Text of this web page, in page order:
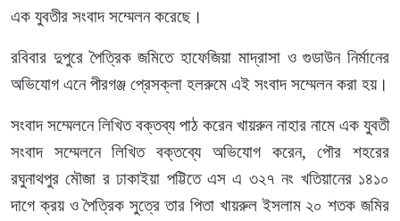
এক যুবতীর সংবাদ সম্মেলন করেছে।
রবিবার দুপুরে পৈত্রিক জমিতে হাফেজিয়া মাদ্রাসা ও গুডাউন নির্মানের
অভিযোগ এনে পীরগঞ্জ প্রেসক্লা হলরুমে এই সংবাদ সম্মেলন করা হয়।
সংবাদ সম্মেলনে লিখিত বক্তব্য পাঠ করেন খায়রুন নাহার নামে এক যুবতী
সংবাদ সম্মেলনে লিখিত বক্তব্যে অভিযোগ করেন, পৌর শহরের
রঘুনাথপুর মৌজা র ঢাকাইয়া পট্টিতে এস এ ৩২৭ নং খতিয়ানের ১৪১০
দাগে ক্রয় ও পৈত্রিক সুত্রে তার পিতা খায়রুল ইসলাম ২০ শতক জমির